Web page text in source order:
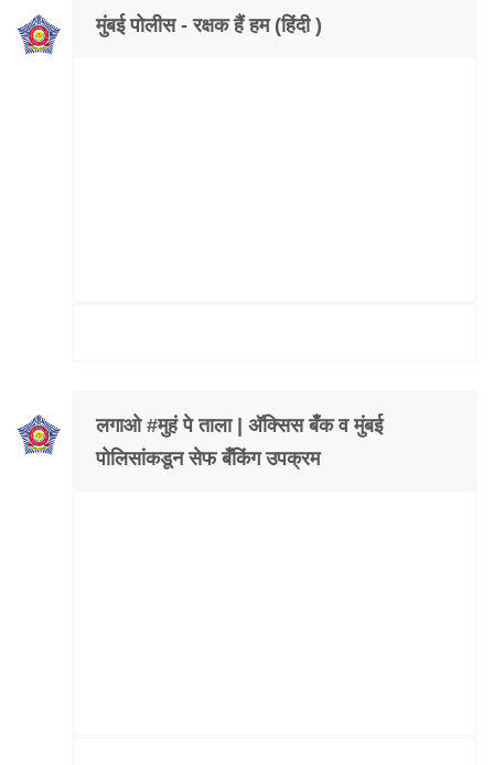
मुंबई पोलीस - रक्षक हैं हम (हिंदी )
लगाओ #मुहं पे ताला | अ‍ॅक्सिस बँक व मुंबई
पोलिसांकडून सेफ बँकिंग उपक्रम